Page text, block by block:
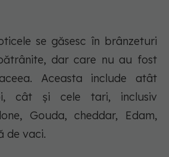
se găsesc în brânzeturi
dar care nu au fost
Aceasta include atât
cât și cele tari, inclusiv
Gouda, cheddar, Edam,
de vaci.